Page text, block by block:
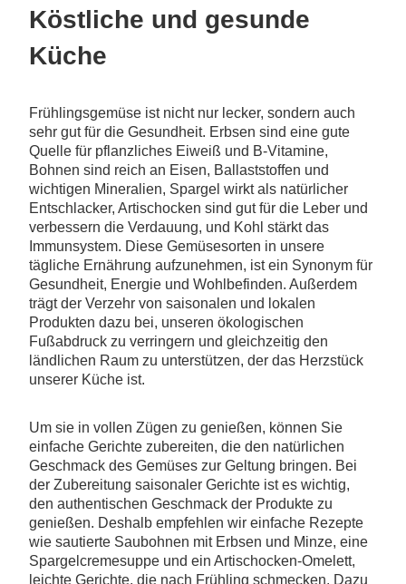
Köstliche und gesunde
Küche
Frühlingsgemüse ist nicht nur lecker, sondern auch
sehr gut für die Gesundheit. Erbsen sind eine gute
Quelle für pflanzliches Eiweiß und B-Vitamine,
Bohnen sind reich an Eisen, Ballaststoffen und
wichtigen Mineralien, Spargel wirkt als natürlicher
Entschlacker, Artischocken sind gut für die Leber und
verbessern die Verdauung, und Kohl stärkt das
Immunsystem. Diese Gemüsesorten in unsere
tägliche Ernährung aufzunehmen, ist ein Synonym für
Gesundheit, Energie und Wohlbefinden. Außerdem
trägt der Verzehr von saisonalen und lokalen
Produkten dazu bei, unseren ökologischen
Fußabdruck zu verringern und gleichzeitig den
ländlichen Raum zu unterstützen, der das Herzstück
unserer Küche ist.
Um sie in vollen Zügen zu genießen, können Sie
einfache Gerichte zubereiten, die den natürlichen
Geschmack des Gemüses zur Geltung bringen. Bei
der Zubereitung saisonaler Gerichte ist es wichtig,
den authentischen Geschmack der Produkte zu
genießen. Deshalb empfehlen wir einfache Rezepte
wie sautierte Saubohnen mit Erbsen und Minze, eine
Spargelcremesuppe und ein Artischocken-Omelett,
leichte Gerichte, die nach Frühling schmecken. Dazu